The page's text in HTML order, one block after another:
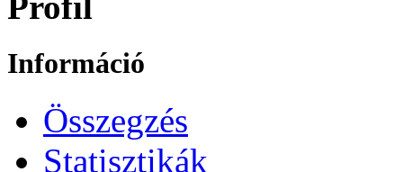
Információ
Összegzés
Statisztikák